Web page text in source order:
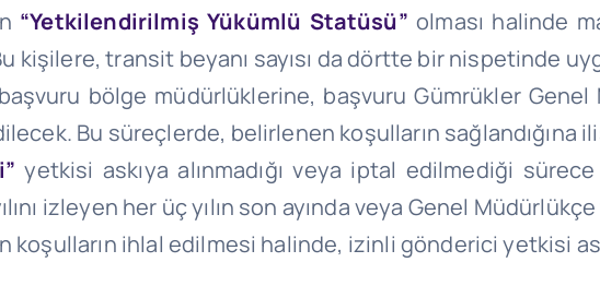
“Yetkilendirilmiş Yükümlü Statüsü” olması halinde
kişilere, transit beyanı sayısı da dörtte bir nispetinde
bölge müdürlüklerine, başvuru Gümrükler
Bu süreçlerde, belirlenen koşulların sağlandığına
yetkisi askıya alınmadığı veya iptal edilmediği
izleyen her üç yılın son ayında veya Genel
koşulların ihlal edilmesi halinde, izinli gönderici yetkisi